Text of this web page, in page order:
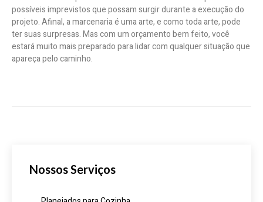
possíveis imprevistos que possam surgir durante a execução do
projeto. Afinal, a marcenaria é uma arte, e como toda arte, pode
ter suas surpresas. Mas com um orçamento bem feito, você
estará muito mais preparado para lidar com qualquer situação que
apareça pelo caminho.
Nossos Serviços